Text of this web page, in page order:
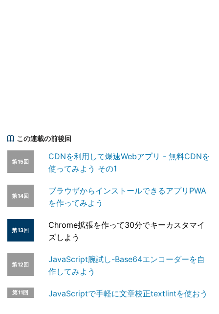
この連載の前後回
第15回
CDNを利用して爆速Webアプリ - 無料CDNを
使ってみよう その1
第14回
ブラウザからインストールできるアプリPWA
を作ってみよう
第13回
Chrome拡張を作って30分でキーカスタマイ
ズしよう
第12回
JavaScript腕試し-Base64エンコーダーを自
作してみよう
第11回 JavaScriptで手軽に文章校正textlintを使おう